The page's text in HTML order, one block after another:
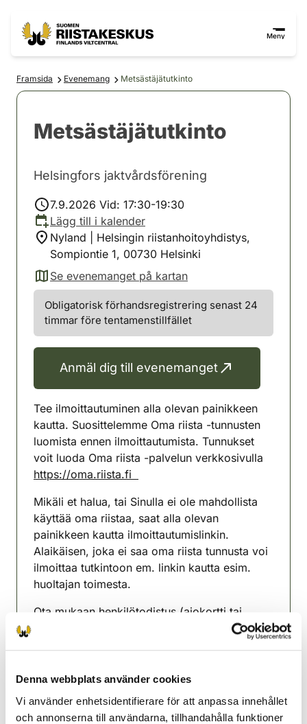
Denna webbplats använder cookies
Vi använder enhetsidentifierare för att anpassa innehållet
och annonserna till användarna, tillhandahålla funktioner
Meny
Framsida Evenemang Metsästäjätutkinto
Metsästäjätutkinto
Helsingfors jaktvårdsförening
7.9.2026 Vid: 17:30-19:30
Lägg till i kalender
Nyland | Helsingin riistanhoitoyhdistys,
Sompiontie 1, 00730 Helsinki
Se evenemanget på kartan
(avautuu uuteen välilehteen)
Obligatorisk förhandsregistrering senast 24
timmar före tentamenstillfället
Anmäl dig till evenemanget
Tee ilmoittautuminen alla olevan painikkeen
kautta. Suosittelemme Oma riista -tunnusten
luomista ennen ilmoittautumista. Tunnukset
voit luoda Oma riista -palvelun verkkosivulla
https://oma.riista.fi
Mikäli et halua, tai Sinulla ei ole mahdollista
käyttää oma riistaa, saat alla olevan
painikkeen kautta ilmoittautumislinkin.
Alaikäisen, joka ei saa oma riista tunnusta voi
ilmoittaa tutkintoon em. linkin kautta esim.
huoltajan toimesta.
Ota mukaan henkilötodistus (ajokortti tai
Tutkintomaksu 20 euroa
OmaRiista -sovelluksen kautta tilaisuuden
alussa.